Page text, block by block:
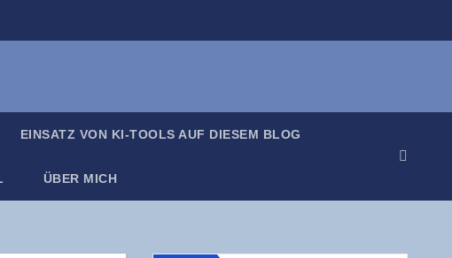
EIN­SATZ VON KI-TOOLS AUF DIE­SEM BLOG
ÜBER MICH